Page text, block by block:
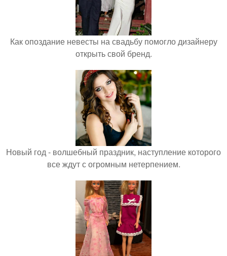
Как опоздание невесты на свадьбу помогло дизайнеру
открыть свой бренд.
Новый год - волшебный праздник, наступление которого
все ждут с огромным нетерпением.